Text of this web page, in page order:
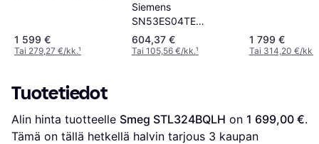
1 599 €
Tai 279,27 €/kk.¹
Siemens
SN53ES04TE
Astianpesukone Musta
604,37 €
Tai 105,56 €/kk.¹
1 799 €
Tai 314,20 €/kk.
Tuotetiedot
Alin hinta tuotteelle Smeg STL324BQLH on 1 699,00 €.
Tämä on tällä hetkellä halvin tarjous 3 kaupan